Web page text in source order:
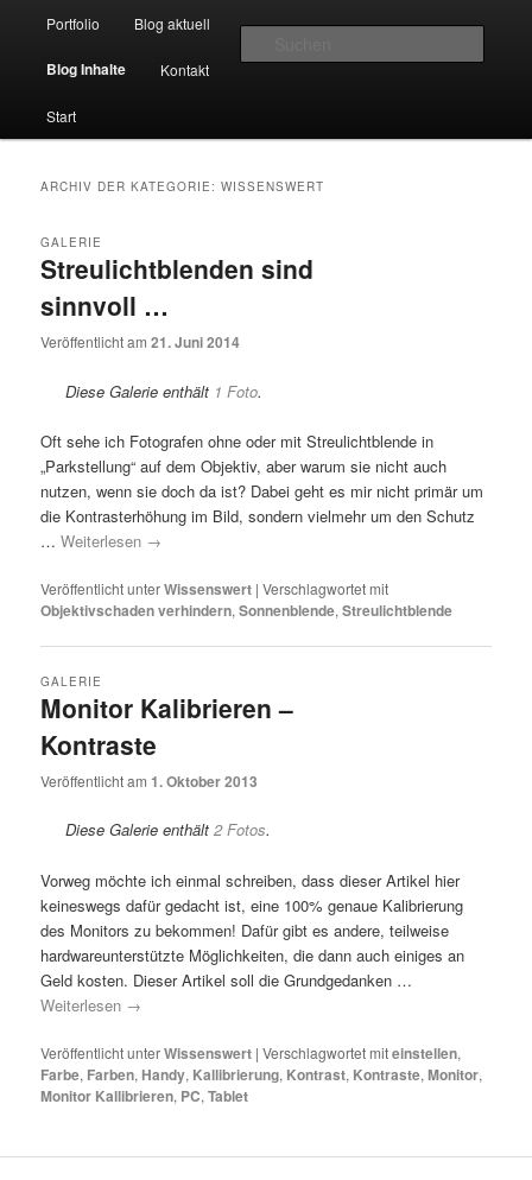
M-Momente
Zum Inhalt wechseln
Zum sekundären Inhalt wechseln
Portfolio Blog aktuell
Blog Inhalte Kontakt
Start
ARCHIV DER KATEGORIE:WISSENSWERT
Streulichtblenden sind
sinnvoll …
GALERIE
Veröffentlicht am21. Juni 2014
Diese Galerie enthält 1 Foto.
Oft sehe ich Fotografen ohne oder mit Streulichtblende in
„Parkstellung“ auf dem Objektiv, aber warum sie nicht auch
nutzen, wenn sie doch da ist? Dabei geht es mir nicht primär um
die Kontrasterhöhung im Bild, sondern vielmehr um den Schutz
…Weiterlesen →
Veröffentlicht unterWissenswert |Verschlagwortet mit
Objektivschaden verhindern,Sonnenblende,Streulichtblende
Monitor Kalibrieren –
Kontraste
GALERIE
Veröffentlicht am 1. Oktober 2013
Diese Galerie enthält2 Fotos.
Vorweg möchte ich einmal schreiben, dass dieser Artikel hier
keineswegs dafür gedacht ist, eine 100% genaue Kalibrierung
des Monitors zu bekommen! Dafür gibt es andere, teilweise
hardwareunterstützte Möglichkeiten, die dann auch einiges an
Geld kosten. Dieser Artikel soll die Grundgedanken …
Weiterlesen →
Veröffentlicht unterWissenswert |Verschlagwortet miteinstellen,
Farbe, Farben, Handy, Kallibrierung, Kontrast, Kontraste,Monitor,
Monitor Kallibrieren, PC,Tablet